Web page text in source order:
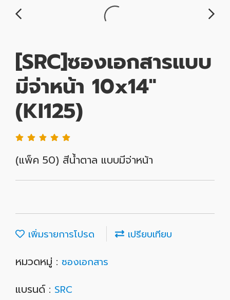
[SRC]ซองเอกสารแบบ
มีจ่าหน้า 10x14"
(KI125)
(แพ็ค 50) สีน้ำตาล แบบมีจ่าหน้า
เพิ่มรายการโปรด เปรียบเทียบ
หมวดหมู่ : ซองเอกสาร
แบรนด์ : SRC